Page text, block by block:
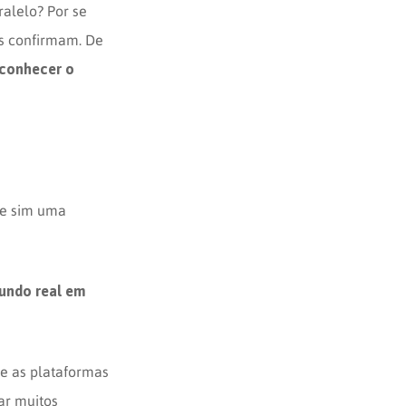
Por se
confirmam. De
o
sim uma
real em
as plataformas
muitos